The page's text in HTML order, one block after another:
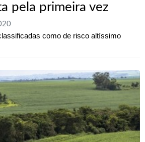
pela primeira vez
como de risco altíssimo